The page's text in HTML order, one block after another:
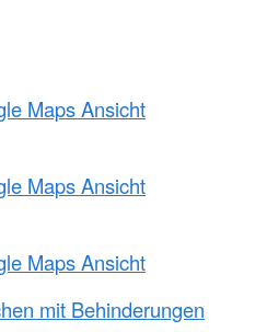
Maps Ansicht
Maps Ansicht
Maps Ansicht
mit Behinderungen